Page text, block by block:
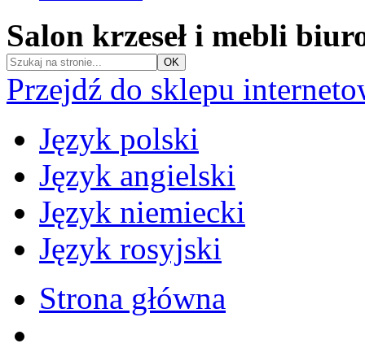
Salon krzeseł i mebli
Przejdź do sklepu
Język polski
Język angielski
Język niemiecki
Język rosyjski
Strona główna